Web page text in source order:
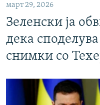
март 29, 2026
Зеленски ја
дека
снимки со